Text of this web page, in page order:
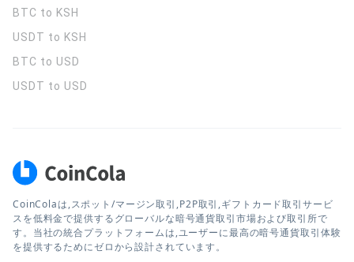
BTC to KSH
USDT to KSH
BTC to USD
USDT to USD
CoinColaは,スポット/マージン取引,P2P取引,ギフトカード取引サービ
スを低料金で提供するグローバルな暗号通貨取引市場および取引所で
す。当社の統合プラットフォームは,ユーザーに最高の暗号通貨取引体験
を提供するためにゼロから設計されています。